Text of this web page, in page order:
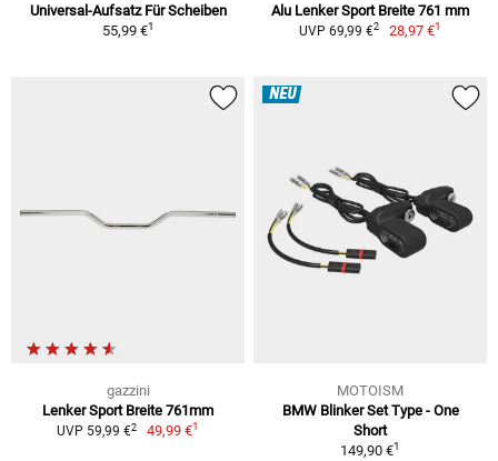
Universal-Aufsatz Für Scheiben
55,99 €1
Alu Lenker Sport Breite 761 mm
UVP 69,99 €2 28,97 €1
gazzini
Lenker Sport Breite 761mm
UVP 59,99 €2 49,99 €1
NEU
MOTOISM
BMW Blinker Set Type - One
Short
149,90 €1